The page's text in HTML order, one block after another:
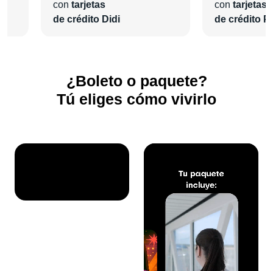
con tarjetas
de crédito Didi
con tarjetas
de crédito
¿Boleto o paquete?
Tú eliges cómo vivirlo